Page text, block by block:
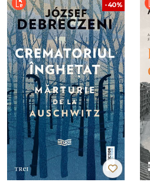
-40%